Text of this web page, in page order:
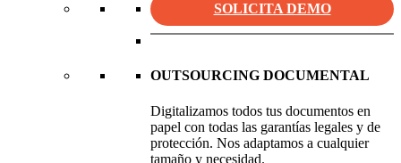
SOLICITA DEMO
OUTSOURCING DOCUMENTAL
Digitalizamos todos tus documentos en
papel con todas las garantías legales y de
protección. Nos adaptamos a cualquier
tamaño y necesidad.